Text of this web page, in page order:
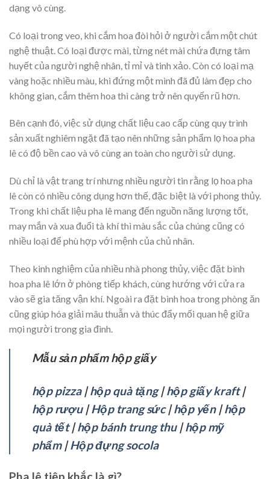
dạng vô cùng.
Có loại trong veo, khi cắm hoa đòi hỏi ở người cắm một chút
nghệ thuật. Có loại được mài, từng nét mài chứa đựng tâm
huyết của người nghệ nhân, tỉ mỉ và tinh xảo. Còn có loại mạ
vàng hoặc nhiều màu, khi đứng một mình đã đủ làm đẹp cho
không gian, cắm thêm hoa thì càng trở nên quyến rũ hơn.
Bên cạnh đó, việc sử dụng chất liệu cao cấp cùng quy trình
sản xuất nghiêm ngặt đã tạo nên những sản phẩm lọ hoa pha
lê có độ bền cao và vô cùng an toàn cho người sử dụng.
Dù chỉ là vật trang trí nhưng nhiều người tin rằng lọ hoa pha
lê còn có nhiều công dụng hơn thế, đặc biệt là với phong thủy.
Trong khi chất liệu pha lê mang đến nguồn năng lượng tốt,
may mắn và xua đuổi tà khí thì màu sắc của chúng cũng có
nhiều loại để phù hợp với mệnh của chủ nhân.
Theo kinh nghiệm của nhiều nhà phong thủy, việc đặt bình
hoa pha lê lớn ở phòng tiếp khách, cùng hướng với cửa ra
vào sẽ gia tăng vận khí. Ngoài ra đặt bình hoa trong phòng ăn
cũng giúp hóa giải mâu thuẫn và thúc đẩy mối quan hệ giữa
mọi người trong gia đình.
Mẫu sản phẩm hộp giấy
hộp pizza|hộp quà tặng|hộp giấy kraft|
hộp rượu|Hộp trang sức|hộp yến|hộp
quà tết|hộp bánh trung thu|hộp mỹ
phẩm|Hộp đựng socola
Pha lê tiệp khắc là gì?